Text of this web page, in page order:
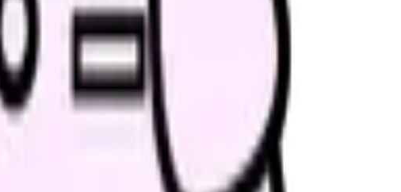
状況を投稿できます。